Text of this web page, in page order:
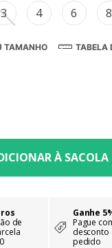
3 4 6 8
TAMANHO TABELA
de
Ganhe
Pague
desconto
pedido